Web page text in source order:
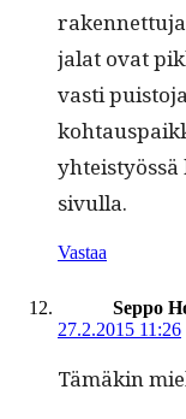
jalat ovat
vasti
yhteistyössä
sivulla.
Vastaa
Seppo
27.2.2015 11:26
Tämäkin